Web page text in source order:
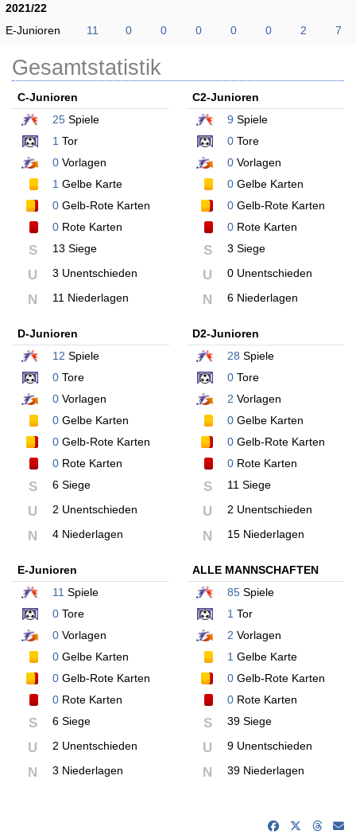
2021/22
E-Junioren
11 0 0 0 0 0 2 7
Gesamtstatistik
C-Junioren
25 Spiele
1 Tor
0 Vorlagen
1 Gelbe Karte
0 Gelb-Rote Karten
0 Rote Karten
S 13 Siege
U 3 Unentschieden
N 11 Niederlagen
C2-Junioren
9 Spiele
0Tore
0Vorlagen
0Gelbe Karten
0Gelb-Rote Karten
0Rote Karten
S 3 Siege
U 0 Unentschieden
N 6 Niederlagen
D-Junioren
12 Spiele
0 Tore
0 Vorlagen
0 Gelbe Karten
0 Gelb-Rote Karten
0 Rote Karten
S 6 Siege
U 2 Unentschieden
N 4 Niederlagen
D2-Junioren
28 Spiele
0Tore
2 Vorlagen
0Gelbe Karten
0Gelb-Rote Karten
0Rote Karten
S 11 Siege
U 2 Unentschieden
N 15 Niederlagen
E-Junioren
11 Spiele
0 Tore
0 Vorlagen
0 Gelbe Karten
0 Gelb-Rote Karten
0 Rote Karten
S 6 Siege
U 2 Unentschieden
N 3 Niederlagen
ALLE MANNSCHAFTEN
85Spiele
1 Tor
2 Vorlagen
1 Gelbe Karte
0Gelb-Rote Karten
0Rote Karten
S 39 Siege
U 9 Unentschieden
N 39 Niederlagen